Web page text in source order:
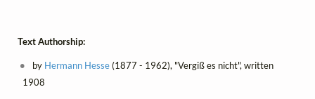
Text Authorship:
by Hermann Hesse(1877 - 1962), "Vergiß es nicht", written
1908